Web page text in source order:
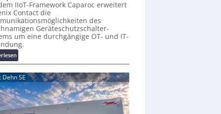
e
f
f
p
u
n
k
f
ü
r
p
e
r
m
i
t
n
e
u
e
r
Y
o
u
IIoT-Framework Caparoc erweitert
Contact die
des
Geräteschutzschalter-
um eine durchgängige OT- und IT-
:
I
I
o
T
-
F
Dehn SE